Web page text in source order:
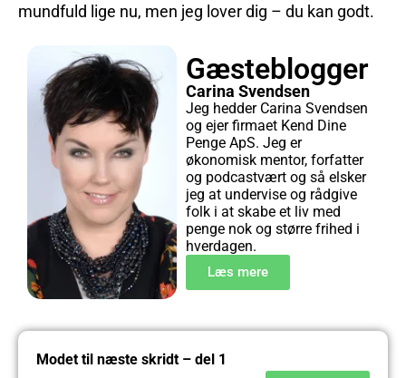
mundfuld lige nu, men jeg lover dig – du kan godt.
Gæsteblogger
Carina Svendsen
Jeg hedder Carina Svendsen
og ejer firmaet Kend Dine
Penge ApS. Jeg er
økonomisk mentor, forfatter
og podcastvært og så elsker
jeg at undervise og rådgive
folk i at skabe et liv med
penge nok og større frihed i
hverdagen.
Læs mere
Modet til næste skridt – del 1